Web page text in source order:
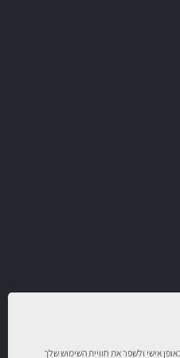
אישי ולשפר את חוויית השימוש שלך